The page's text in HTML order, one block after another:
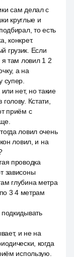
сам делал с
круглые и
то есть
конкрет.
грузик. Если
я там ловил 1 2
а на
супер.
нет, но такие
Кстати,
приём с
ловил очень
ловил, и на
проводка
зависоны
глубина метра
3 4 метрам
и не на
когда
использую.